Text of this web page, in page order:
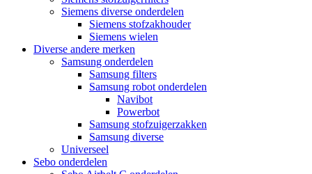
Siemens diverse onderdelen
Siemens stofzakhouder
Siemens wielen
Diverse andere merken
Samsung onderdelen
Samsung filters
Samsung robot onderdelen
Navibot
Powerbot
Samsung stofzuigerzakken
Samsung diverse
Universeel
Sebo onderdelen